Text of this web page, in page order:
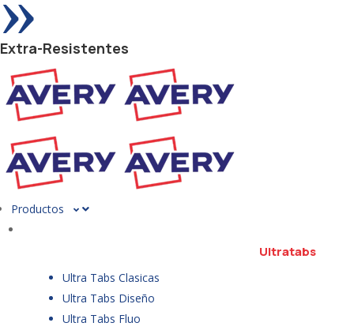
Extra-Resistentes
Productos
Ultratabs
Ultra Tabs Clasicas
Ultra Tabs Diseño
Ultra Tabs Fluo